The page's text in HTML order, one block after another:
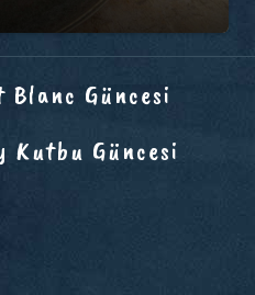
Blanc Güncesi
Kutbu Güncesi